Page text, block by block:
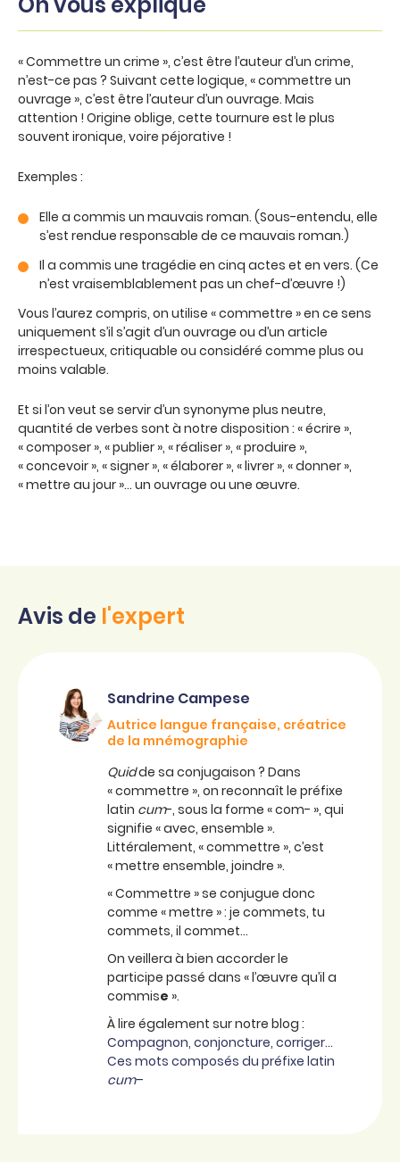
« Commettre un crime », c’est être l’auteur d’un crime,
n’est-ce pas ? Suivant cette logique, « commettre un
ouvrage », c’est être l’auteur d’un ouvrage. Mais
attention ! Origine oblige, cette tournure est le plus
souvent ironique, voire péjorative !
Exemples :
Elle a commis un mauvais roman. (Sous-entendu, elle
s’est rendue responsable de ce mauvais roman.)
Il a commis une tragédie en cinq actes et en vers. (Ce
n’est vraisemblablement pas un chef-d’œuvre !)
Vous l’aurez compris, on utilise « commettre » en ce sens
uniquement s’il s’agit d’un ouvrage ou d’un article
irrespectueux, critiquable ou considéré comme plus ou
moins valable.
Et si l’on veut se servir d’un synonyme plus neutre,
quantité de verbes sont à notre disposition : « écrire »,
« composer », « publier », « réaliser », « produire »,
« concevoir », « signer », « élaborer », « livrer », « donner »,
« mettre au jour »… un ouvrage ou une œuvre.
Avis de l'expert
Sandrine Campese
Autrice langue française, créatrice
de la mnémographie
Quidde sa conjugaison ? Dans
« commettre », on reconnaît le préfixe
latin cum-, sous la forme « com- », qui
signifie « avec, ensemble ».
Littéralement, « commettre », c’est
« mettre ensemble, joindre ».
« Commettre » se conjugue donc
comme « mettre » : je commets, tu
commets, il commet…
On veillera à bien accorder le
participe passé dans « l’œuvre qu’il a
commise ».
À lire également sur notre blog :
Compagnon, conjoncture, corriger…
Ces mots composés du préfixe latin
cum–